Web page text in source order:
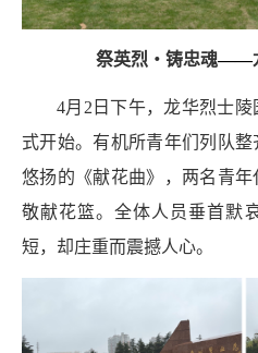
祭英烈 ・ 铸忠魂——
4月 2 日下午，龙华烈士
式开始。有机所青年们列队
悠扬的《献花曲》，两名青年
敬献花篮。全体人员垂首默
短，却庄重而震撼人心。